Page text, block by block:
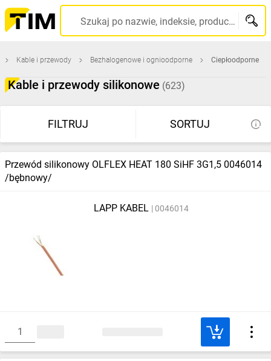
Szukaj po nazwie, indeksie, producencie, kodzie kreskowym...
Kable i przewody Bezhalogenowe i ognioodporne Ciepłoodporne
Kable i przewody silikonowe (623)
FILTRUJ SORTUJ
Przewód silikonowy OLFLEX HEAT 180 SiHF 3G1,5 0046014
/bębnowy/
LAPP KABEL 0046014